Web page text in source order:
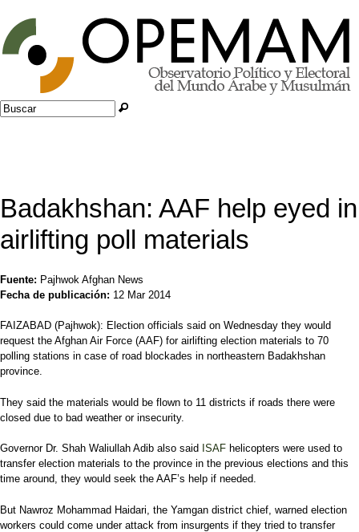
Jump to navigation
Formulario de búsqueda
Buscar
Badakhshan: AAF help eyed in
airlifting poll materials
Fuente: Pajhwok Afghan News
Fecha de publicación: 12 Mar 2014
FAIZABAD (Pajhwok): Election officials said on Wednesday they would
request the Afghan Air Force (AAF) for airlifting election materials to 70
polling stations in case of road blockades in northeastern Badakhshan
province.
They said the materials would be flown to 11 districts if roads there were
closed due to bad weather or insecurity.
Governor Dr. Shah Waliullah Adib also said ISAF helicopters were used to
transfer election materials to the province in the previous elections and this
time around, they would seek the AAF’s help if needed.
But Nawroz Mohammad Haidari, the Yamgan district chief, warned election
workers could come under attack from insurgents if they tried to transfer